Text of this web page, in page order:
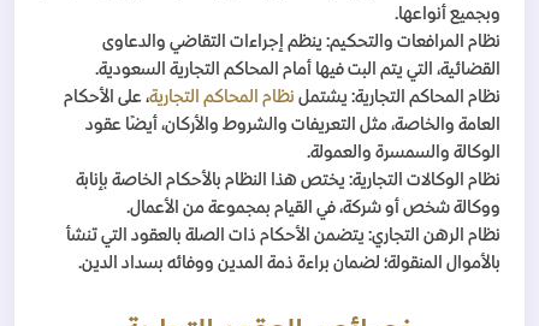
وبجميع أنواعها.
نظام المرافعات والتحكيم: ينظم إجراءات التقاضي والدعاوى
القضائية، التي يتم البت فيها أمام المحاكم التجارية السعودية.
نظام المحاكم التجارية: يشتمل نظام المحاكم التجارية، على الأحكام
العامة والخاصة، مثل التعريفات والشروط والأركان، أيضًا عقود
الوكالة والسمسرة والعمولة.
نظام الوكالات التجارية: يختص هذا النظام بالأحكام الخاصة بإنابة
ووكالة شخص أو شركة، في القيام بمجموعة من الأعمال.
نظام الرهن التجاري: يتضمن الأحكام ذات الصلة بالعقود التي تنشأ
بالأموال المنقولة؛ لضمان براءة ذمة المدين ووفائه بسداد الدين.